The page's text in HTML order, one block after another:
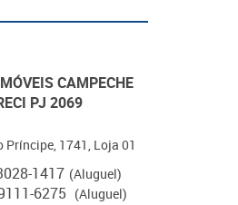
CAMPECHE
PJ 2069
Príncipe, 1741, Loja 01
1417 (Aluguel)
6275 (Aluguel)